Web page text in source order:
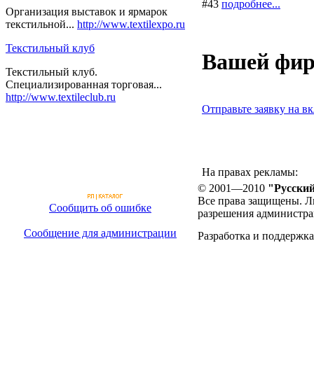
Организация выставок и ярмарок
текстильной... http://www.textilexpo.ru
Текстильный клуб
Текстильный клуб.
Специализированная торговая...
http://www.textileclub.ru
#43 подробнее...
Вашей
Отправьте заявку на
На правах рекламы:
Сообщить об ошибке
Сообщение для администрации
© 2001—2010
Все права защищены.
разрешения
Разработка и